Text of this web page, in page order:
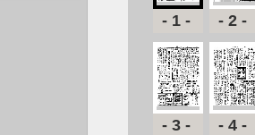
-1- -2-
-3- -4-